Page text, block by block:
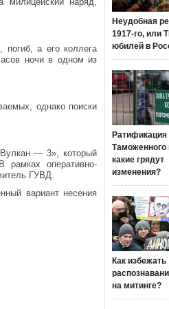
погиб, а его коллега
ночи в одном из
однако поиски
— 3», который
рамках оперативно-
ГУВД.
вариант несения
Неудобная
1917-го, или
юбилей в
Ратификация
Таможенного
какие грядут
изменения?
Как избежать
на митинге?